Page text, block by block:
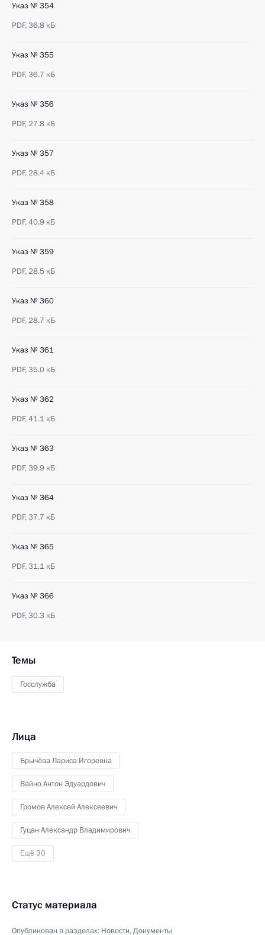
Указ № 354
PDF,36.8 кБ
Указ № 355
PDF,36.7 кБ
Указ № 356
PDF,27.8 кБ
Указ № 357
PDF,28.4 кБ
Указ № 358
PDF,40.9 кБ
Указ № 359
PDF,28.5 кБ
Указ № 360
PDF,28.7 кБ
Указ № 361
PDF,35.0 кБ
Указ № 362
PDF,41.1 кБ
Указ № 363
PDF,39.9 кБ
Указ № 364
PDF,37.7 кБ
Указ № 365
PDF,31.1 кБ
Указ № 366
PDF,30.3 кБ
Темы
Госслужба
Лица
Брычёва Лариса Игоревна
Вайно Антон Эдуардович
Громов Алексей Алексеевич
Гуцан Александр Владимирович
Ещё 30
Статус материала
Опубликован в разделах: Новости,Документы